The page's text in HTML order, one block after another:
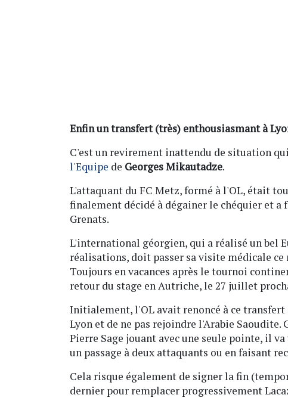
Enfin un transfert (très) enthousiasmant à
C'est un revirement inattendu de situation
l'Equipe de Georges Mikautadze.
L'attaquant du FC Metz, formé à l'OL, était
finalement décidé à dégainer le chéquier et
Grenats.
L'international géorgien, qui a réalisé un bel
réalisations, doit passer sa visite médicale
Toujours en vacances après le tournoi
retour du stage en Autriche, le 27 juillet
Initialement, l'OL avait renoncé à ce transfert
Lyon et de ne pas rejoindre l'Arabie
Pierre Sage jouant avec une seule pointe, il
un passage à deux attaquants ou en faisant
Cela risque également de signer la fin
dernier pour remplacer progressivement